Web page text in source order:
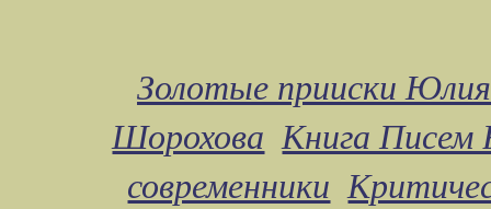
Золотые прииски
Шорохова Книга Писем
современники